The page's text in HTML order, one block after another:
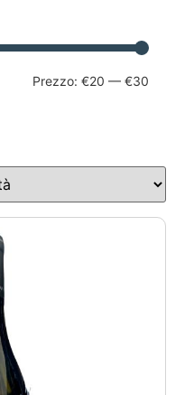
Prezzo: €20 — €30